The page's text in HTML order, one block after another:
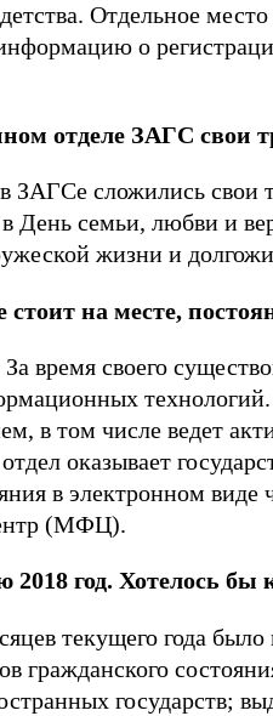
Отдельное
о
отделе ЗАГС свои
ЗАГСе сложились
День семьи, любви и
жизни и
стоит на месте,
За время своего
в том числе ведет
оказывает
в электронном виде
(МФЦ).
год. Хотелось бы
текущего года
гражданского
государств;